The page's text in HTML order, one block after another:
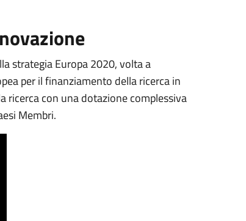
strategia Europa 2020, volta a
per il finanziamento della ricerca in
ricerca con una dotazione complessiva
Membri.